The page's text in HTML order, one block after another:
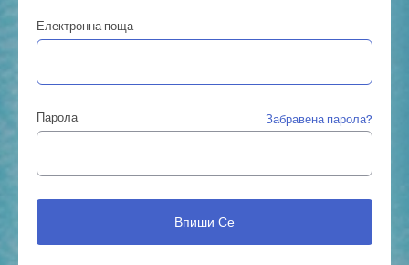
Електронна поща
Парола Забравена парола?